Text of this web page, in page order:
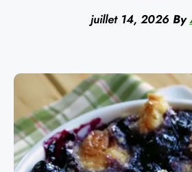
juillet 14, 2026 By